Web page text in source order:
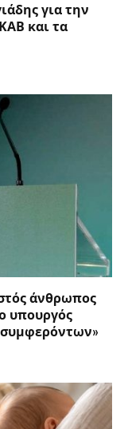
για την
και τα
άνθρωπος
υπουργός